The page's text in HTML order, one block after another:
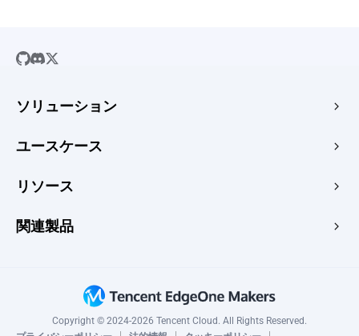
ソリューション
Eコマース
ユースケース
HTMLからURL
リソース
ガイド
関連製品
エッジメディア
Edge Functions
Copyright © 2024-2026 Tencent Cloud. All Rights Reserved.